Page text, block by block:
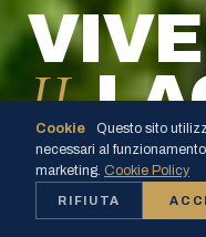
IL
APPARTAMENTI PER
Cookie
Questo sito
necessari al
marketing. Cookie Policy
RIFIUTA